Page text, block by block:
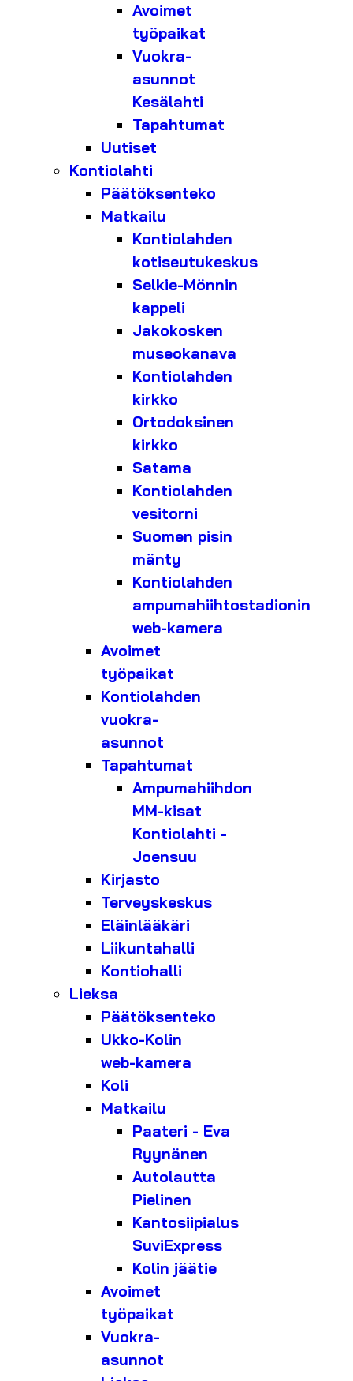
Avoimet
työpaikat
Vuokra-
asunnot
Kesälahti
Tapahtumat
Uutiset
Kontiolahti
Päätöksenteko
Matkailu
Kontiolahden
kotiseutukeskus
Selkie-Mönnin
kappeli
Jakokosken
museokanava
Kontiolahden
kirkko
Ortodoksinen
kirkko
Satama
Kontiolahden
vesitorni
Suomen pisin
mänty
Kontiolahden
ampumahiihtostadionin
web-kamera
Avoimet
työpaikat
Kontiolahden
vuokra-
asunnot
Tapahtumat
Ampumahiihdon
MM-kisat
Kontiolahti -
Joensuu
Kirjasto
Terveyskeskus
Eläinlääkäri
Liikuntahalli
Kontiohalli
Lieksa
Päätöksenteko
Ukko-Kolin
web-kamera
Koli
Matkailu
Paateri - Eva
Ryynänen
Autolautta
Pielinen
Kantosiipialus
SuviExpress
Kolin jäätie
Avoimet
työpaikat
Vuokra-
asunnot